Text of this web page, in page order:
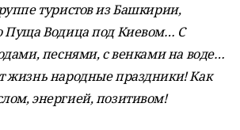
туристов из Башкирии,
Пуща Водица под Киевом… С
песнями, с венками на воде…
жизнь народные праздники! Как
энергией, позитивом!